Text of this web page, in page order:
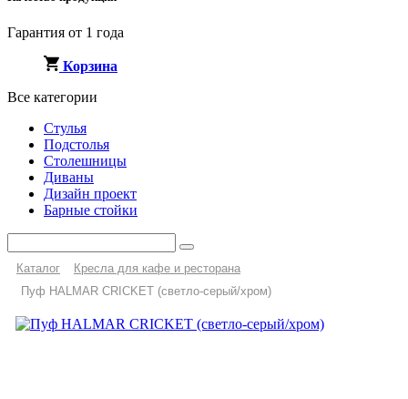
Гарантия от 1 года
Корзина
Все категории
Стулья
Подстолья
Столешницы
Диваны
Дизайн проект
Барные стойки
Каталог
Кресла для кафе и ресторана
Пуф HALMAR CRICKET (светло-серый/хром)